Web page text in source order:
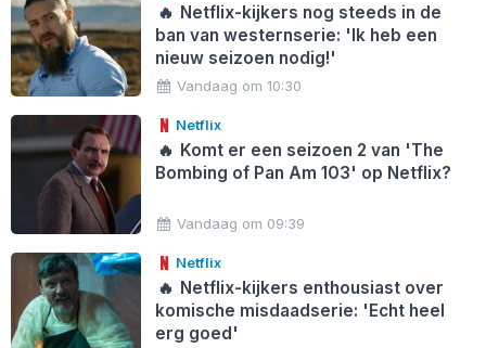
🔥 Netflix-kijkers nog steeds in de
ban van westernserie: 'Ik heb een
nieuw seizoen nodig!'
Vandaag om 10:30
Netflix
🔥 Komt er een seizoen 2 van 'The
Bombing of Pan Am 103' op Netflix?
Vandaag om 09:39
Netflix
🔥 Netflix-kijkers enthousiast over
komische misdaadserie: 'Echt heel
erg goed'